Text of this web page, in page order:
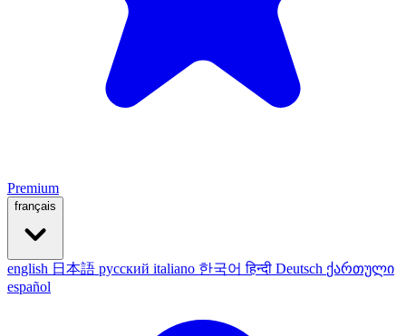
Premium
français
english 日本語 русский italiano 한국어हिन्दी Deutsch ქართული
español